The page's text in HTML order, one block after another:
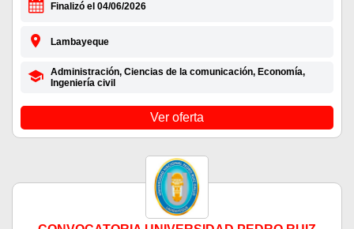
Finalizó el 04/06/2026
Lambayeque
Administración, Ciencias de la comunicación, Economía,
Ingeniería civil
Ver oferta